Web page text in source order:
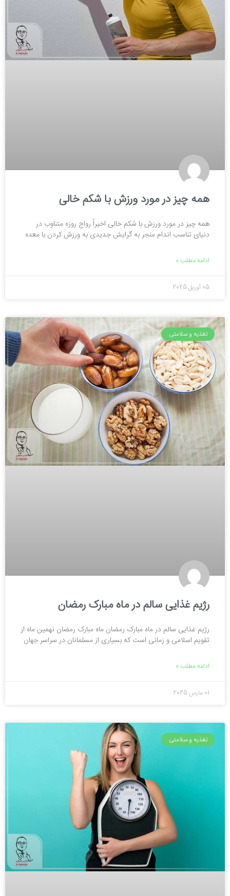
همه چیز در مورد ورزش با شکم خالی
همه چیز در مورد ورزش با شکم خالی اخیراً رواج روزه متناوب در
دنیای تناسب اندام منجر به گرایش جدیدی به ورزش کردن با معده
ادامه مطلب »
05 آوریل 2025
تغذیه و سلامتی
رژیم غذایی سالم در ماه مبارک رمضان
رژیم غذایی سالم در ماه مبارک رمضان ماه مبارک رمضان نهمین ماه از
تقویم اسلامی و زمانی است که بسیاری از مسلمانان در سراسر جهان
ادامه مطلب »
01 مارس 2025
تغذیه و سلامتی